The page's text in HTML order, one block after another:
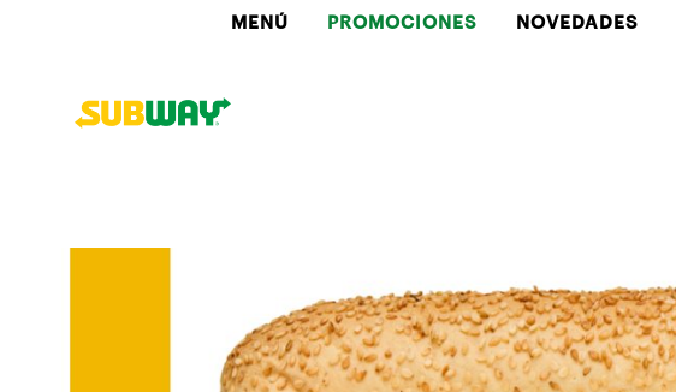
MENÚ PROMOCIONES NOVEDADES